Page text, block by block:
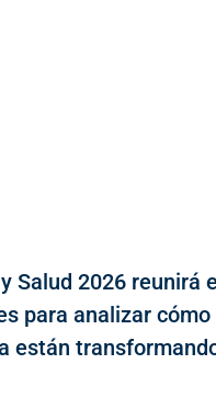
Salud 2026 reunirá
para analizar
están